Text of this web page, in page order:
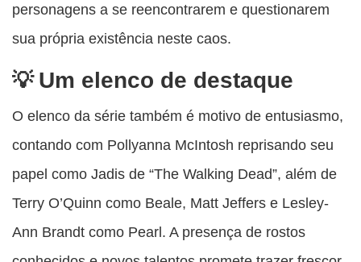
personagens a se reencontrarem e questionarem
sua própria existência neste caos.
Um elenco de destaque
O elenco da série também é motivo de entusiasmo,
contando com Pollyanna McIntosh reprisando seu
papel como Jadis de “The Walking Dead”, além de
Terry O’Quinn como Beale, Matt Jeffers e Lesley-
Ann Brandt como Pearl. A presença de rostos